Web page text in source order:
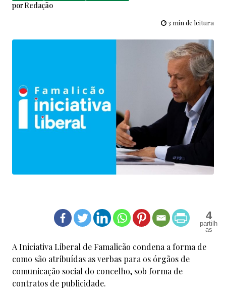
porRedação
3 min de leitura
4
A Iniciativa Liberal de Famalicão condena a forma de
como são atribuídas as verbas para os órgãos de
comunicação social do concelho, sob forma de
contratos de publicidade.